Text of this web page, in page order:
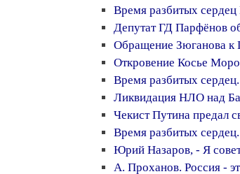
Время разбитых сердец
Депутат ГД Парфёнов
Обращение Зюганова к
Откровение Косье Моро
Время разбитых
Ликвидация НЛО над
Чекист Путина предал
Время разбитых
Юрий Назаров, - Я
А. Проханов. Россия -